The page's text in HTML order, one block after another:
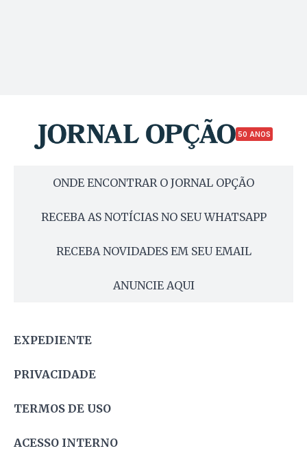
50 ANOS
ONDE ENCONTRAR O JORNAL OPÇÃO
RECEBA AS NOTÍCIAS NO SEU WHATSAPP
RECEBA NOVIDADES EM SEU EMAIL
ANUNCIE AQUI
EXPEDIENTE
PRIVACIDADE
TERMOS DE USO
ACESSO INTERNO